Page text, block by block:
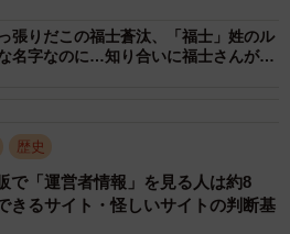
。その他では比較的東海地方と
山形県では県のトップ10に入っ
張りだこの福士蒼汰、「福士」姓のル
名字なのに…知り合いに福士さんがい
歴史
で「運営者情報」を見る人は約8
るサイト・怪しいサイトの判断基